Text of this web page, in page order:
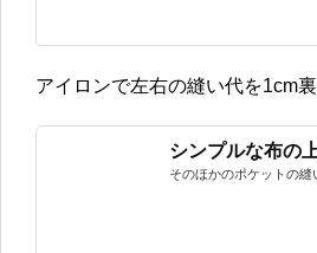
アイロンで左右の縫い代を1cm裏
シンプルな布の
そのほかのポケットの